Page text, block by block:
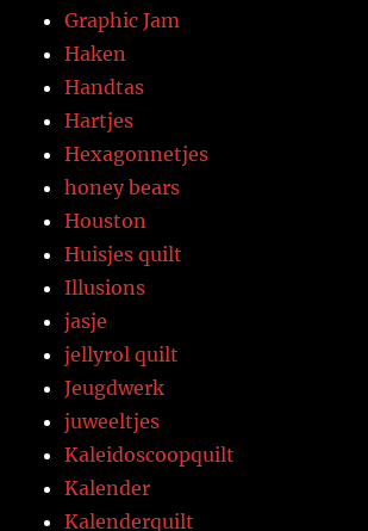
Graphic Jam
Haken
Handtas
Hartjes
Hexagonnetjes
honey bears
Houston
Huisjes quilt
Illusions
jasje
jellyrol quilt
Jeugdwerk
juweeltjes
Kaleidoscoopquilt
Kalender
Kalenderquilt